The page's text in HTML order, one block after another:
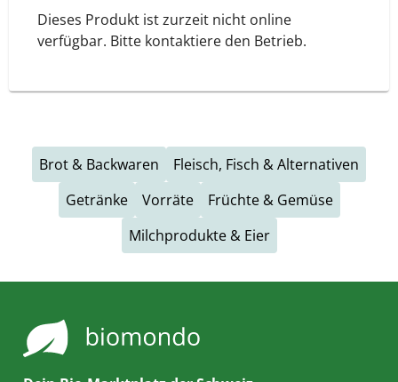
Dieses Produkt ist zurzeit nicht online
verfügbar. Bitte kontaktiere den Betrieb.
Brot & Backwaren
Fleisch, Fisch & Alternativen
Getränke
Vorräte
Früchte & Gemüse
Milchprodukte & Eier